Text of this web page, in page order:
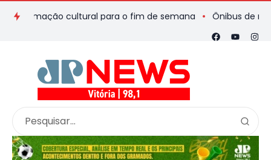
cultural para o fim de semana Ônibus de romeiros